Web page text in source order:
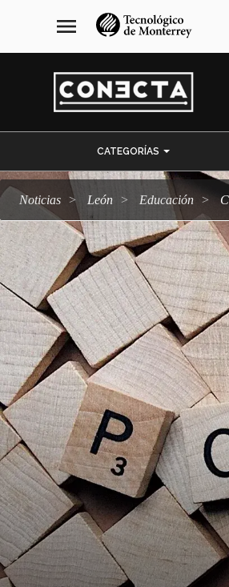
navegación
principal
menu
CATEGORÍAS
Noticias León Educación